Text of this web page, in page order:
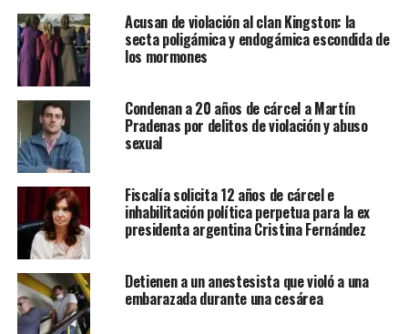
Acusan de violación al clan Kingston: la
secta poligámica y endogámica escondida de
los mormones
Condenan a 20 años de cárcel a Martín
Pradenas por delitos de violación y abuso
sexual
Fiscalía solicita 12 años de cárcel e
inhabilitación política perpetua para la ex
presidenta argentina Cristina Fernández
Detienen a un anestesista que violó a una
embarazada durante una cesárea